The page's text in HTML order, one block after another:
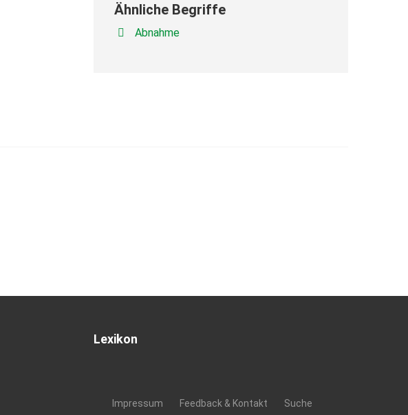
Ähnliche Begriffe
Abnahme
Lexikon
Impressum Feedback & Kontakt Suche